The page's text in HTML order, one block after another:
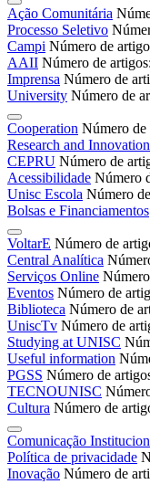
Ação Comunitária
Processo Seletivo
Campi Número de
AAII Número de
Imprensa Número de
University Número de
Cooperation Número de
Research and Innovation
CEPRU Número de
Acessibilidade Número
Unisc Escola Número
Bolsas e Financiamentos
VoltarE Número de
Central Analítica
Serviços Online
Eventos Número de
Biblioteca Número de
UniscTv Número de
Studying at UNISC
Useful information
PGSS Número de
TECNOUNISC
Cultura Número de
Comunicação
Política de privacidade
Inovação Número de